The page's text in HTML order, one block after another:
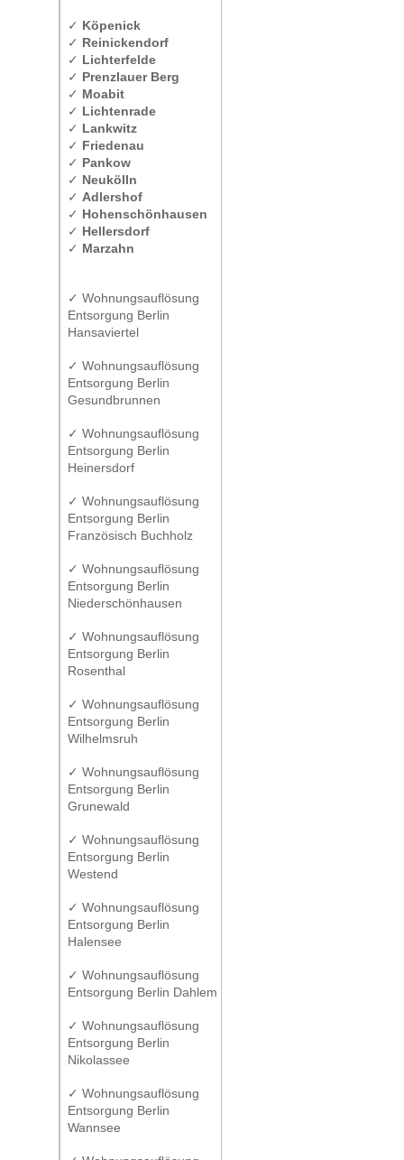
✓ Köpenick
✓ Reinickendorf
✓ Lichterfelde
✓ Prenzlauer Berg
✓ Moabit
✓ Lichtenrade
✓ Lankwitz
✓ Friedenau
✓ Pankow
✓ Neukölln
✓ Adlershof
✓ Hohenschönhausen
✓ Hellersdorf
✓ Marzahn
✓ Wohnungsauflösung
Entsorgung Berlin
Hansaviertel
✓ Wohnungsauflösung
Entsorgung Berlin
Gesundbrunnen
✓ Wohnungsauflösung
Entsorgung Berlin
Heinersdorf
✓ Wohnungsauflösung
Entsorgung Berlin
Französisch Buchholz
✓ Wohnungsauflösung
Entsorgung Berlin
Niederschönhausen
✓ Wohnungsauflösung
Entsorgung Berlin
Rosenthal
✓ Wohnungsauflösung
Entsorgung Berlin
Wilhelmsruh
✓ Wohnungsauflösung
Entsorgung Berlin
Grunewald
✓ Wohnungsauflösung
Entsorgung Berlin
Westend
✓ Wohnungsauflösung
Entsorgung Berlin
Halensee
✓ Wohnungsauflösung
Entsorgung Berlin Dahlem
✓ Wohnungsauflösung
Entsorgung Berlin
Nikolassee
✓ Wohnungsauflösung
Entsorgung Berlin
Wannsee